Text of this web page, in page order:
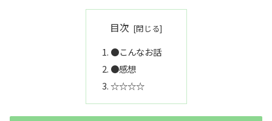
目次
●こんなお話
●感想
☆☆☆☆